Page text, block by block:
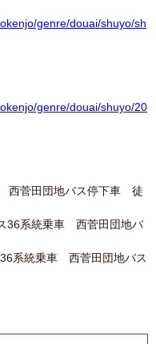
genre/douai/shuyo/sh
genre/douai/shuyo/20
西菅田団地バス停下車 徒
36系統乗車 西菅田団地バ
36系統乗車 西菅田団地バス